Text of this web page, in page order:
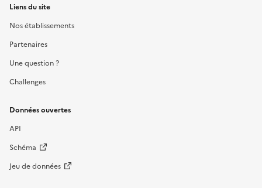
Liens du site
Nos établissements
Partenaires
Une question ?
Challenges
Données ouvertes
API
Schéma
Jeu de données